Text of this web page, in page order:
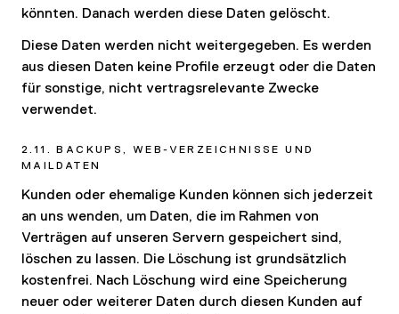
könnten. Danach werden diese Daten gelöscht.
Diese Daten werden nicht weitergegeben. Es werden
aus diesen Daten keine Profile erzeugt oder die Daten
für sonstige, nicht vertragsrelevante Zwecke
verwendet.
2.11. BACKUPS, WEB-VERZEICHNISSE UND
MAILDATEN
Kunden oder ehemalige Kunden können sich jederzeit
an uns wenden, um Daten, die im Rahmen von
Verträgen auf unseren Servern gespeichert sind,
löschen zu lassen. Die Löschung ist grundsätzlich
kostenfrei. Nach Löschung wird eine Speicherung
neuer oder weiterer Daten durch diesen Kunden auf